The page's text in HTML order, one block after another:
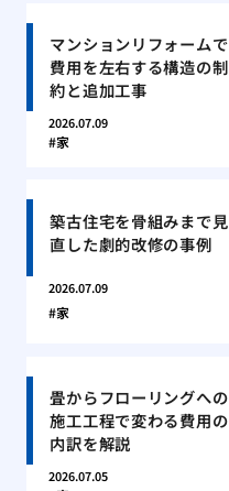
マンションリフォームで
費用を左右する構造の制
約と追加工事
2026.07.09
家
築古住宅を骨組みまで見
直した劇的改修の事例
2026.07.09
家
畳からフローリングへの
施工工程で変わる費用の
内訳を解説
2026.07.05